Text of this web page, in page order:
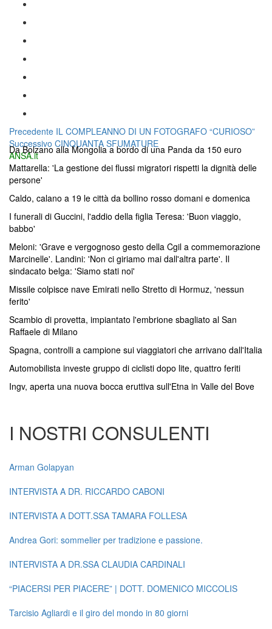
Navigazione
articoli
Precedente Articolo
precedente:
IL COMPLEANNO DI UN FOTOGRAFO “CURIOSO”
Successivo Articolo
successivo:
CINQUANTA SFUMATURE
ANSA.it
Da Bolzano alla Mongolia a bordo di una Panda da 150 euro
Mattarella: 'La gestione dei flussi migratori rispetti la dignità delle
persone'
Caldo, calano a 19 le città da bollino rosso domani e domenica
I funerali di Guccini, l'addio della figlia Teresa: 'Buon viaggio,
babbo'
Meloni: 'Grave e vergognoso gesto della Cgil a commemorazione
Marcinelle'. Landini: 'Non ci giriamo mai dall'altra parte'. Il
sindacato belga: 'Siamo stati noi'
Missile colpisce nave Emirati nello Stretto di Hormuz, 'nessun
ferito'
Scambio di provetta, impiantato l'embrione sbagliato al San
Raffaele di Milano
Spagna, controlli a campione sui viaggiatori che arrivano dall'Italia
Automobilista investe gruppo di ciclisti dopo lite, quattro feriti
Ingv, aperta una nuova bocca eruttiva sull'Etna in Valle del Bove
I NOSTRI CONSULENTI
Arman Golapyan
INTERVISTA A DR. RICCARDO CABONI
INTERVISTA A DOTT.SSA TAMARA FOLLESA
Andrea Gori: sommelier per tradizione e passione.
INTERVISTA A DR.SSA CLAUDIA CARDINALI
“PIACERSI PER PIACERE” | DOTT. DOMENICO MICCOLIS
Tarcisio Agliardi e il giro del mondo in 80 giorni